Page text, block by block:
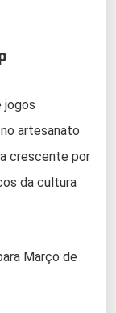
jogos
artesanato
crescente por
da cultura